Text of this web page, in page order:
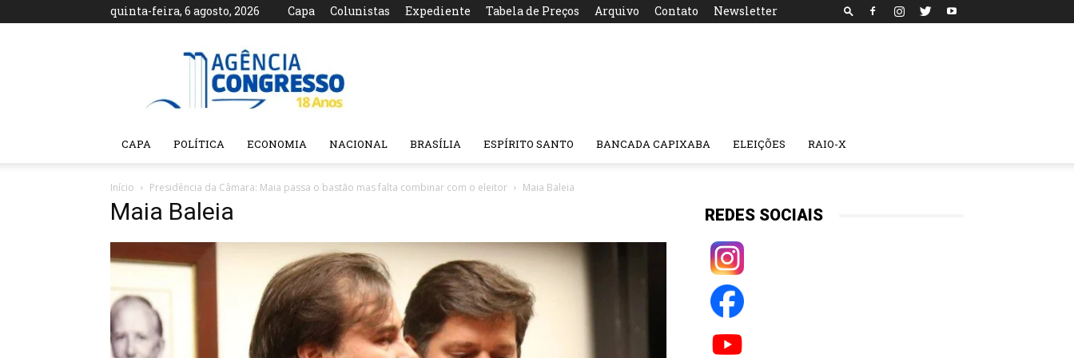
quinta-feira, 6 agosto, 2026 Capa Colunistas Expediente Tabela de Preços Arquivo Contato Newsletter
Agência
CAPA POLÍTICA ECONOMIA NACIONAL BRASÍLIA ESPÍRITO SANTO BANCADA CAPIXABA ELEIÇÕES RAIO-X
Início Presidência da Câmara: Maia passa o bastão mas falta combinar com o eleitor Maia Baleia
Maia Baleia REDES SOCIAIS